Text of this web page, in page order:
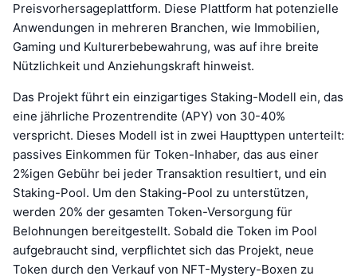
Preisvorhersageplattform. Diese Plattform hat potenzielle
Anwendungen in mehreren Branchen, wie Immobilien,
Gaming und Kulturerbebewahrung, was auf ihre breite
Nützlichkeit und Anziehungskraft hinweist.
Das Projekt führt ein einzigartiges Staking-Modell ein, das
eine jährliche Prozentrendite (APY) von 30-40%
verspricht. Dieses Modell ist in zwei Haupttypen unterteilt:
passives Einkommen für Token-Inhaber, das aus einer
2%igen Gebühr bei jeder Transaktion resultiert, und ein
Staking-Pool. Um den Staking-Pool zu unterstützen,
werden 20% der gesamten Token-Versorgung für
Belohnungen bereitgestellt. Sobald die Token im Pool
aufgebraucht sind, verpflichtet sich das Projekt, neue
Token durch den Verkauf von NFT-Mystery-Boxen zu